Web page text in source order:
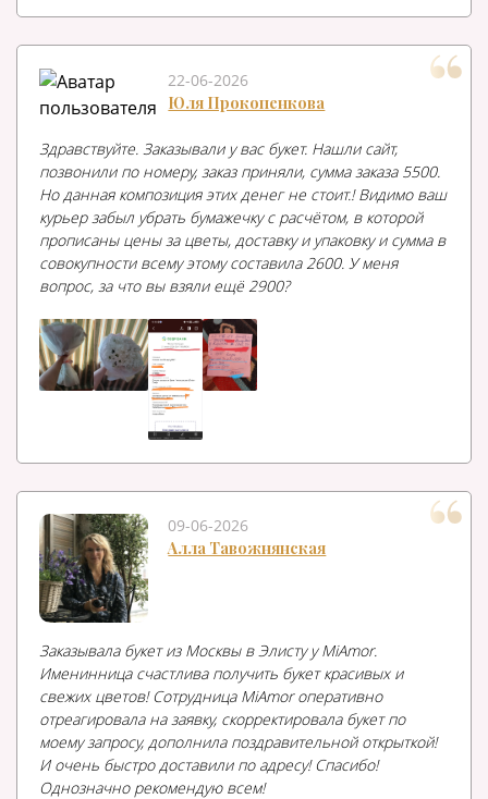
22-06-2026
Юля Прокопенкова
Здравствуйте. Заказывали у вас букет. Нашли сайт,
позвонили по номеру, заказ приняли, сумма заказа 5500.
Но данная композиция этих денег не стоит.! Видимо ваш
курьер забыл убрать бумажечку с расчётом, в которой
прописаны цены за цветы, доставку и упаковку и сумма в
совокупности всему этому составила 2600. У меня
вопрос, за что вы взяли ещё 2900?
09-06-2026
Алла Тавожнянская
Заказывала букет из Москвы в Элисту у MiAmor.
Именинница счастлива получить букет красивых и
свежих цветов! Сотрудница MiAmor оперативно
отреагировала на заявку, скорректировала букет по
моему запросу, дополнила поздравительной открыткой!
И очень быстро доставили по адресу! Спасибо!
Однозначно рекомендую всем!